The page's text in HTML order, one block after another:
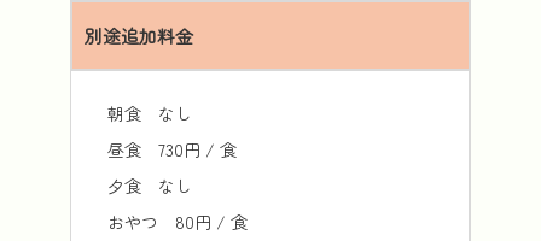
別途追加料金
朝食 なし
昼食 730円 / 食
夕食 なし
おやつ 80円 / 食